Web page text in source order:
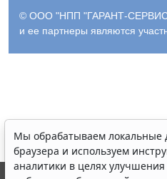
© ООО "НПП "ГАРАНТ-СЕРВИС-
и ее партнеры являются
Мы обрабатываем локальные
браузера и используем
аналитики в целях